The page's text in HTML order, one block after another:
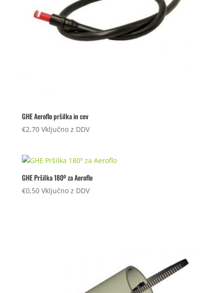
GHE Aeroflo pršilka in cev
€2,70 Vključno z DDV
GHE Pršilka 180º za Aeroflo
€0,50 Vključno z DDV